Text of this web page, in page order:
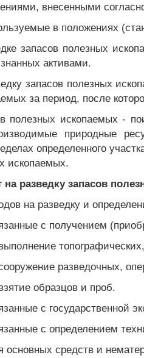
внесенными
в положениях
запасов полезных
активами.
запасов полезных
за период, после
полезных ископаемых -
природные
определенного
ископаемых.
на разведку запасов
на разведку и
с получением
разведочных,
образцов и проб.
с государственной
с определением
основных средств и